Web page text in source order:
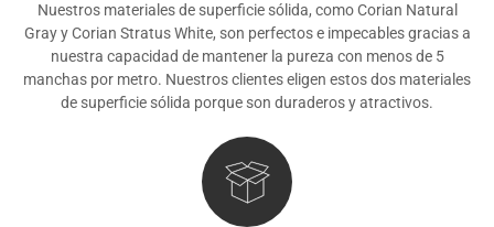
Nuestros materiales de superficie sólida, como Corian Natural
Gray y Corian Stratus White, son perfectos e impecables gracias a
nuestra capacidad de mantener la pureza con menos de 5
manchas por metro. Nuestros clientes eligen estos dos materiales
de superficie sólida porque son duraderos y atractivos.